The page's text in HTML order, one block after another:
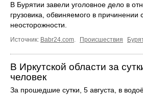
В Бурятии завели уголовное дело в
грузовика, обвиняемого в причинении
неосторожности.
Источник: Babr24.com. Происшествия
В Иркутской области за
человек
За прошедшие сутки, 5 августа, в